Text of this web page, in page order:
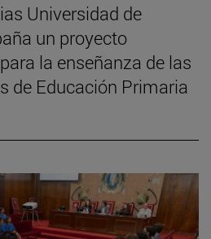
Universidad de
un proyecto
la enseñanza de las
de Educación Primaria